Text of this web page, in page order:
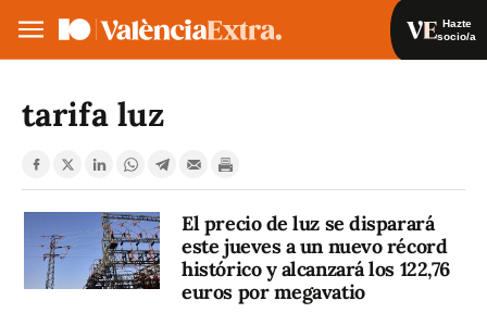
Hazte
socio/a
VA
tarifa luz
El precio de luz se disparará
este jueves a un nuevo récord
histórico y alcanzará los 122,76
euros por megavatio